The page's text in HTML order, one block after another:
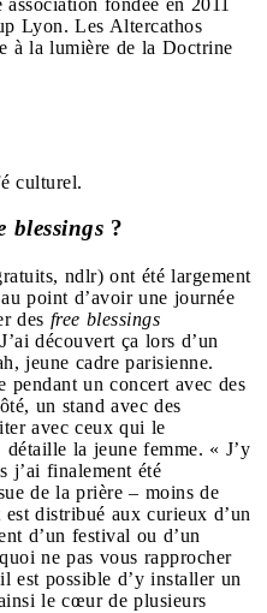
Lyon. Les Altercathos
à la lumière de la Doctrine
culturel.
blessings ?
ndlr) ont été largement
point d’avoir une journée
des free blessings
découvert ça lors d’un
jeune cadre parisienne.
pendant un concert avec des
un stand avec des
avec ceux qui le
la jeune femme. « J’y
j’ai finalement été
de la prière – moins de
distribué aux curieux d’un
d’un festival ou d’un
ne pas vous rapprocher
est possible d’y installer un
le cœur de plusieurs